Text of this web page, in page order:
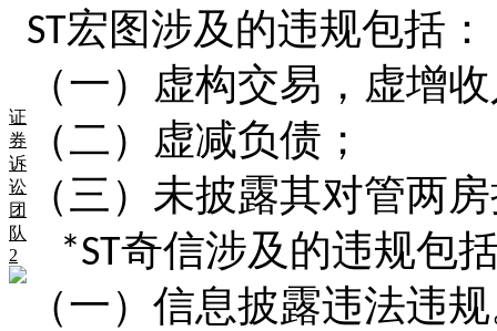
证
券
诉
讼
团
队
2
ST宏图涉及的违规包括：
（一） 虚构交易 ， 虚增
（二） 虚减负债 ；
（三） 未披露其对管两
*ST奇信涉及的违规包
（一） 信息披露违法违